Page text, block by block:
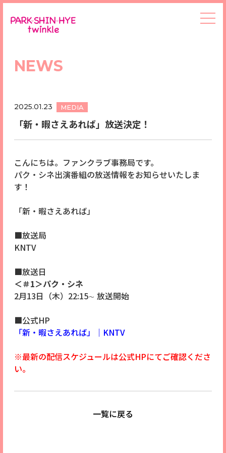
NEWS
2025.01.23 MEDIA
「新・暇さえあれば」放送決定！
こんにちは。ファンクラブ事務局です。
パク・シネ出演番組の放送情報をお知らせいたしま
す！
「新・暇さえあれば」
■放送局
KNTV
■放送日
＜＃1＞パク・シネ
2月13日（木）22:15∼ 放送開始
■公式HP
「新・暇さえあれば」｜ KNTV
※最新の配信スケジュールは公式HPにてご確認くださ
い。
一覧に戻る